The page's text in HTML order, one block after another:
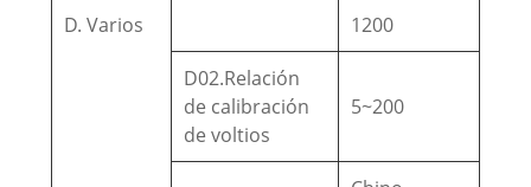
D. Varios
1200
D02.Relación
de calibración
de voltios
5~200